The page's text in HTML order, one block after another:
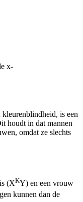
x-
is een
houdt in dat mannen
omdat ze slechts
(XKY) en een vrouw
kunnen dan de